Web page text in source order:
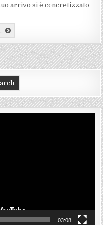
arrivo si è concretizzato
UNO
SCORER
PER
IL
MILANO:
GIORDANO
FINORO
03:08